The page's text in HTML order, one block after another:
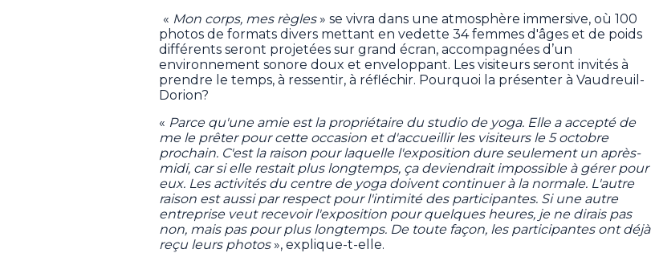
« Mon corps, mes règles» se vivra dans une atmosphère immersive, où 100
photos de formats divers mettant en vedette 34 femmes d'âges et de poids
différents seront projetées sur grand écran, accompagnées d’un
environnement sonore doux et enveloppant. Les visiteurs seront invités à
prendre le temps, à ressentir, à réfléchir. Pourquoi la présenter à Vaudreuil-
Dorion?
« Parce qu'une amie est la propriétaire du studio de yoga. Elle a accepté de
me le prêter pour cette occasion et d'accueillir les visiteurs le 5 octobre
prochain. C'est la raison pour laquelle l'exposition dure seulement un après-
midi, car si elle restait plus longtemps, ça deviendrait impossible à gérer pour
eux. Les activités du centre de yoga doivent continuer à la normale. L'autre
raison est aussi par respect pour l'intimité des participantes. Si une autre
entreprise veut recevoir l'exposition pour quelques heures, je ne dirais pas
non, mais pas pour plus longtemps. De toute façon, les participantes ont déjà
reçu leurs photos», explique-t-elle.